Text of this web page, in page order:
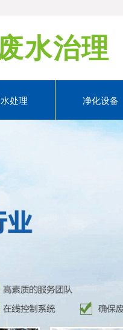
司官网！
水治理
处理 净化设备